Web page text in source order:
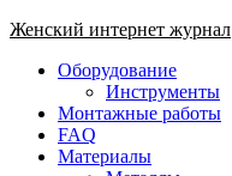
Skip
content
Женский интернет журнал
Close
Оборудование
Инструменты
Монтажные работы
FAQ
Материалы